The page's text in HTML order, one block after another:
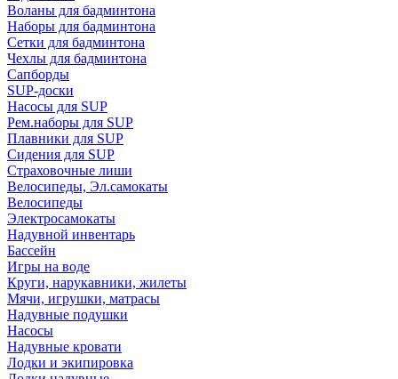
Воланы для бадминтона
Наборы для бадминтона
Сетки для бадминтона
Чехлы для бадминтона
Сапборды
SUP-доски
Насосы для SUP
Рем.наборы для SUP
Плавники для SUP
Сидения для SUP
Страховочные лиши
Велосипеды, Эл.самокаты
Велосипеды
Электросамокаты
Надувной инвентарь
Бассейн
Игры на воде
Круги, нарукавники, жилеты
Мячи, игрушки, матрасы
Надувные подушки
Насосы
Надувные кровати
Лодки и экипировка